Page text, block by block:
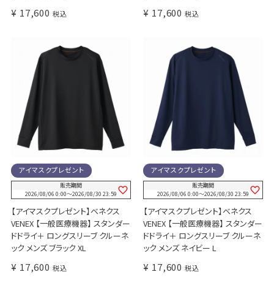
¥ 17,600 税込 ¥ 17,600 税込
アイマスクプレゼント
販売期間
2026/08/06 0:00〜2026/08/30 23:59
【アイマスクプレゼント】ベネクス
VENEX 【一般医療機器】 スタンダー
ドドライ＋ ロングスリーブ クルーネ
ック メンズ ブラック XL
¥ 17,600 税込
アイマスクプレゼント
販売期間
2026/08/06 0:00〜2026/08/30 23:59
【アイマスクプレゼント】ベネクス
VENEX 【一般医療機器】 スタンダー
ドドライ＋ ロングスリーブ クルーネ
ック メンズ ネイビー L
¥ 17,600 税込